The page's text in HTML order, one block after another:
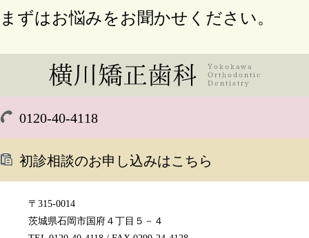
まずはお悩みをお聞かせください。
0120-40-4118
初診相談のお申し込みはこちら
〒315-0014
茨城県石岡市国府４丁目５－４